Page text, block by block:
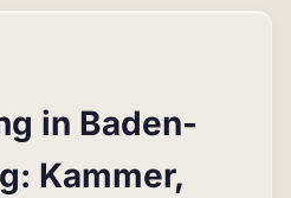
in Baden-
Kammer,